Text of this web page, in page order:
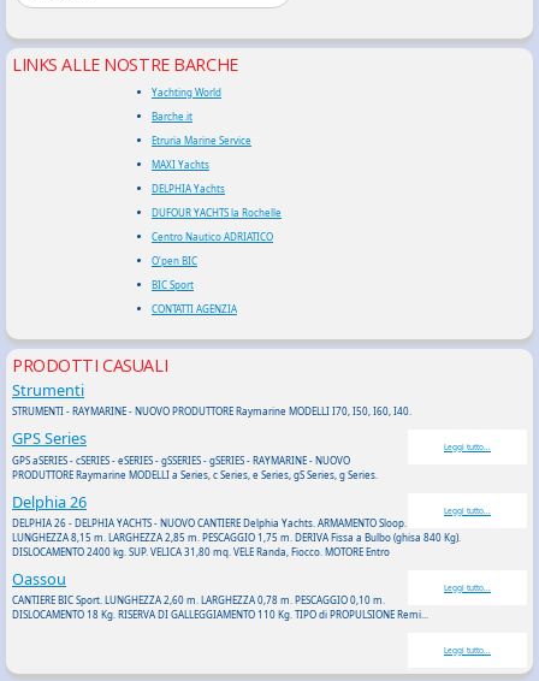
LINKS ALLE NOSTRE BARCHE
Yachting World
Barche.it
Etruria Marine Service
MAXI Yachts
DELPHIA Yachts
DUFOUR YACHTS la Rochelle
Centro Nautico ADRIATICO
O'pen BIC
BIC Sport
CONTATTI AGENZIA
PRODOTTI CASUALI
Strumenti
STRUMENTI - RAYMARINE - NUOVO PRODUTTORE Raymarine MODELLI I70, I50, I60, I40.
Leggi tutto...
GPS Series
GPS aSERIES - cSERIES - eSERIES - gSSERIES - gSERIES - RAYMARINE - NUOVO
PRODUTTORE Raymarine MODELLI a Series, c Series, e Series, gS Series, g Series.
Leggi tutto...
Delphia 26
DELPHIA 26 - DELPHIA YACHTS - NUOVO CANTIERE Delphia Yachts. ARMAMENTO Sloop.
LUNGHEZZA 8,15 m. LARGHEZZA 2,85 m. PESCAGGIO 1,75 m. DERIVA Fissa a Bulbo (ghisa 840 Kg).
DISLOCAMENTO 2400 kg. SUP. VELICA 31,80 mq. VELE Randa, Fiocco. MOTORE Entro
Leggi tutto...
Oassou
CANTIERE BIC Sport. LUNGHEZZA 2,60 m. LARGHEZZA 0,78 m. PESCAGGIO 0,10 m.
DISLOCAMENTO 18 Kg. RISERVA DI GALLEGGIAMENTO 110 Kg. TIPO di PROPULSIONE Remi...
Leggi tutto...